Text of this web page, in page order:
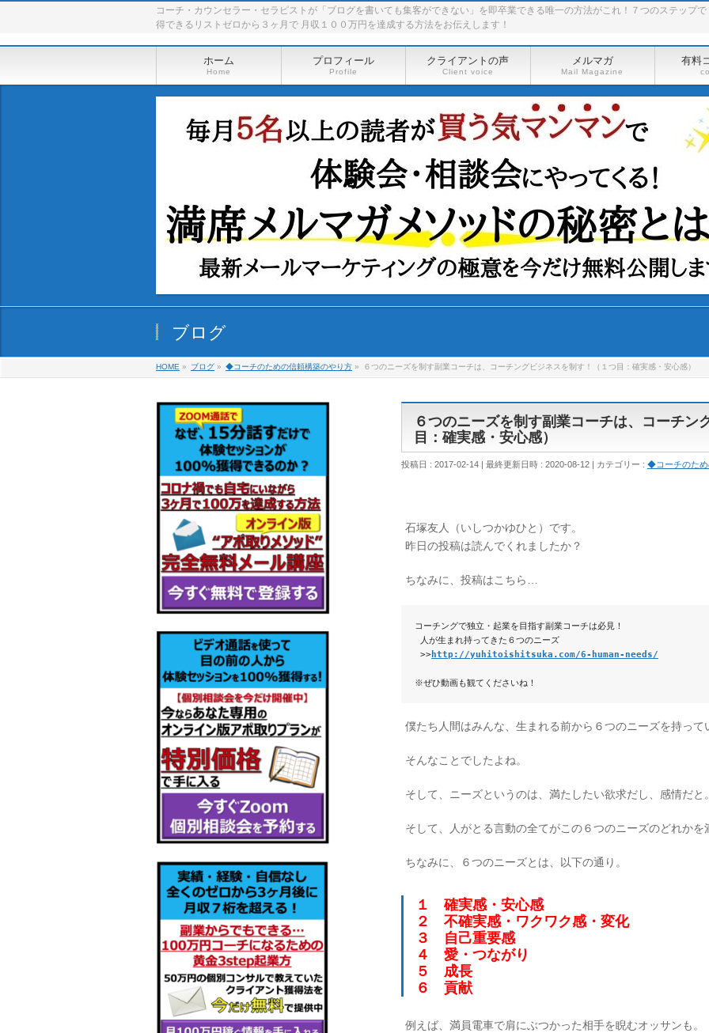
コーチ・カウンセラー・セラピストが「ブログを書いても集客ができない」を即卒業できる唯一の方法がこれ！７つのステップ
得できるリストゼロから３ヶ月で 月収１００万円を達成する方法をお伝えします！
ホーム
Home
プロフィール
Profile
クライアントの声
Client voice
メルマガ
Mail Magazine
有料
ブログ
HOME » ブログ » ◆コーチのための信頼構築のやり方 » ６つのニーズを制す副業コーチは、コーチングビジネスを制す！（１つ目：確実感・安心感）
６つのニーズを制す副業コーチは、コーチン
目：確実感・安心感）
投稿日 : 2017-02-14 最終更新日時 : 2020-08-12 カテゴリー : ◆コーチのため
石塚友人（いしつかゆひと）です。
昨日の投稿は読んでくれましたか？
ちなみに、投稿はこちら…
コーチングで独立・起業を目指す副業コーチは必見！
人が生まれ持ってきた６つのニーズ
>>http://yuhitoishitsuka.com/6-human-needs/
※ぜひ動画も観てくださいね！
僕たち人間はみんな、生まれる前から６つのニーズを持って
そんなことでしたよね。
そして、ニーズというのは、満たしたい欲求だし、感情だと。
そして、人がとる言動の全てがこの６つのニーズのどれかを
ちなみに、６つのニーズとは、以下の通り。
１ 確実感・安心感
２ 不確実感・ワクワク感・変化
３ 自己重要感
４ 愛・つながり
５ 成長
６ 貢献
例えば、満員電車で肩にぶつかった相手を睨むオッサンも。